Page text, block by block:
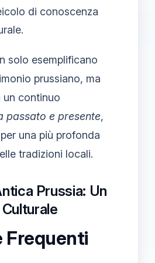
di conoscenza
solo esemplificano
prussiano, ma
un continuo
passato e presente,
una più profonda
tradizioni locali.
Prussia: Un
Frequenti